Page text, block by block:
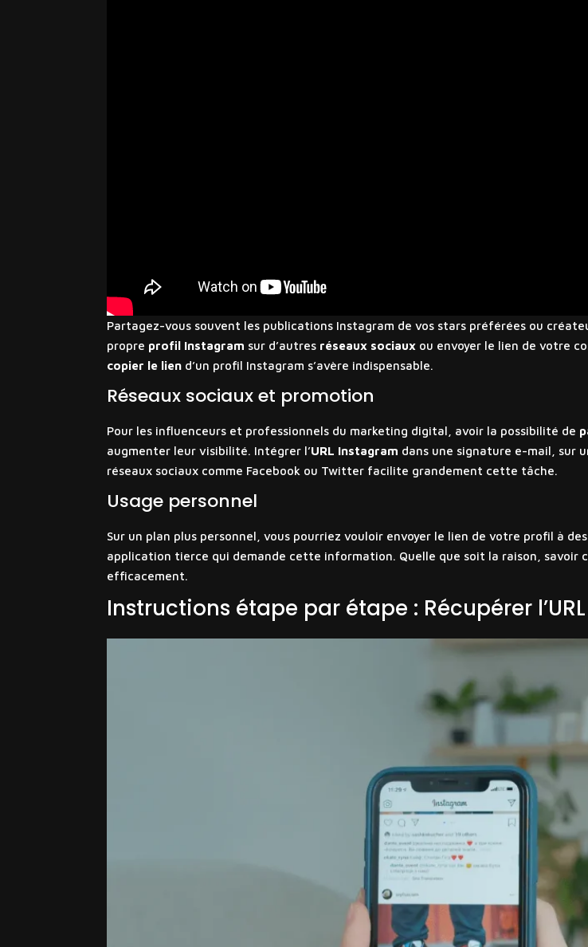
Partagez-vous souvent les publications Instagram de vos stars préférées ou
propre profil Instagram sur d’autres réseaux sociaux ou envoyer le lien de votre
copier le lien d’un profil Instagram s’avère indispensable.
Réseaux sociaux et promotion
Pour les influenceurs et professionnels du marketing digital, avoir la possibilité de
augmenter leur visibilité. Intégrer l’URL Instagram dans une signature e-mail, sur
réseaux sociaux comme Facebook ou Twitter facilite grandement cette tâche.
Usage personnel
Sur un plan plus personnel, vous pourriez vouloir envoyer le lien de votre profil à
application tierce qui demande cette information. Quelle que soit la raison,
efficacement.
Instructions étape par étape : Récupérer